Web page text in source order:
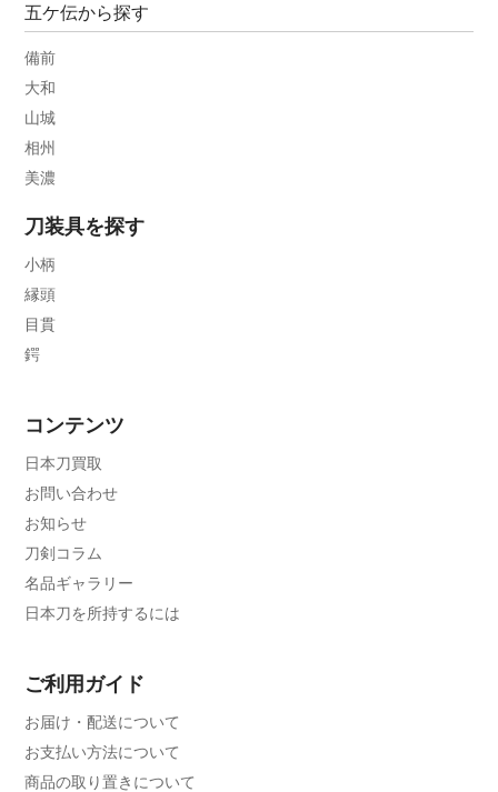
五ケ伝から探す
備前
大和
山城
相州
美濃
刀装具を探す
小柄
縁頭
目貫
鍔
コンテンツ
日本刀買取
お問い合わせ
お知らせ
刀剣コラム
名品ギャラリー
日本刀を所持するには
ご利用ガイド
お届け・配送について
お支払い方法について
商品の取り置きについて